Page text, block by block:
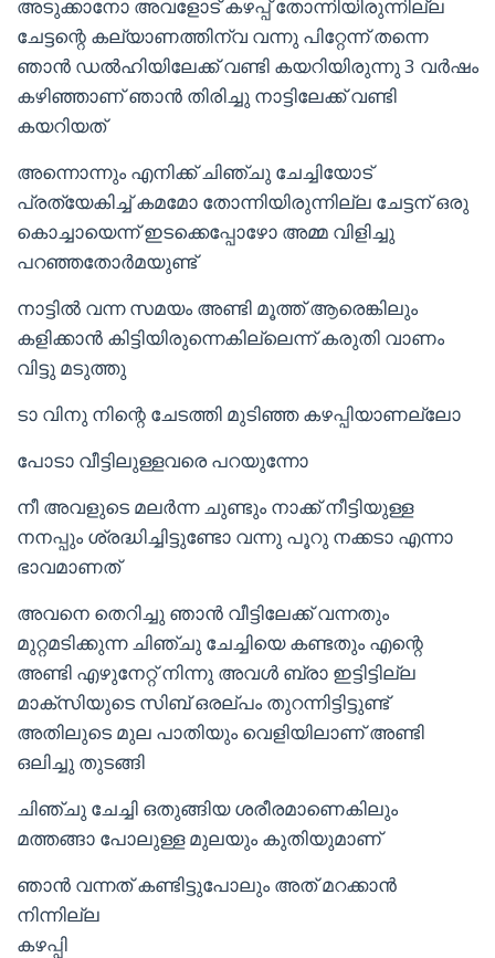
അടുക്കാനോ അവളോട് കഴപ്പ് തോന്നിയിരുന്നില്ല
ചേട്ടന്റെ കല്യാണത്തിന്വ വന്നു പിറ്റേന്ന് തന്നെ
ഞാൻ ഡൽഹിയിലേക്ക് വണ്ടി കയറിയിരുന്നു 3 വർഷം
കഴിഞ്ഞാണ് ഞാൻ തിരിച്ചു നാട്ടിലേക്ക് വണ്ടി
കയറിയത്
അന്നൊന്നും എനിക്ക് ചിഞ്ചു ചേച്ചിയോട്
പ്രത്യേകിച്ച് കമമോ തോന്നിയിരുന്നില്ല ചേട്ടന് ഒരു
കൊച്ചായെന്ന് ഇടക്കെപ്പോഴോ അമ്മ വിളിച്ചു
പറഞ്ഞതോർമയുണ്ട്
നാട്ടിൽ വന്ന സമയം അണ്ടി മൂത്ത് ആരെങ്കിലും
കളിക്കാൻ കിട്ടിയിരുന്നെകില്ലെന്ന് കരുതി വാണം
വിട്ടു മടുത്തു
ടാ വിനു നിന്റെ ചേടത്തി മുടിഞ്ഞ കഴപ്പിയാണല്ലോ
പോടാ വീട്ടിലുള്ളവരെ പറയുന്നോ
നീ അവളുടെ മലർന്ന ചുണ്ടും നാക്ക് നീട്ടിയുള്ള
നനപ്പും ശ്രദ്ധിച്ചിട്ടുണ്ടോ വന്നു പൂറു നക്കടാ എന്നാ
ഭാവമാണത്
അവനെ തെറിച്ചു ഞാൻ വീട്ടിലേക്ക് വന്നതും
മുറ്റമടിക്കുന്ന ചിഞ്ചു ചേച്ചിയെ കണ്ടതും എന്റെ
അണ്ടി എഴുനേറ്റ് നിന്നു അവൾ ബ്രാ ഇട്ടിട്ടില്ല
മാക്സിയുടെ സിബ് ഒരല്പം തുറന്നിട്ടിട്ടുണ്ട്
അതിലുടെ മുല പാതിയും വെളിയിലാണ് അണ്ടി
ഒലിച്ചു തുടങ്ങി
ചിഞ്ചു ചേച്ചി ഒതുങ്ങിയ ശരീരമാണെകിലും
മത്തങ്ങാ പോലുള്ള മുലയും കുതിയുമാണ്
ഞാൻ വന്നത് കണ്ടിട്ടുപോലും അത് മറക്കാൻ
നിന്നില്ല
കഴപ്പി